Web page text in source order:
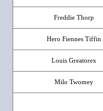
Freddie Thorp
Hero Fiennes Tiffin
Louis Greatorex
Milo Twomey